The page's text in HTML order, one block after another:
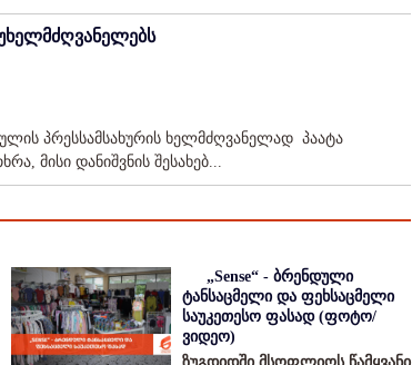
პრესსამსახურის ხელმძღვანელად პაატა
მისი დანიშვნის შესახებ...
„Sense“ - ბრენდული
ტანსაცმელი და ფეხსაცმელი
საუკეთესო ფასად (ფოტო/
ვიდეო)